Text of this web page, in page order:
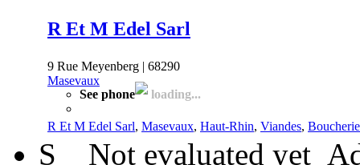
R Et M Edel Sarl
9 Rue Meyenberg | 68290
Masevaux
See phone
loading...
R Et M Edel Sarl, Masevaux, Haut-Rhin, Viandes, Boucherie
S Not evaluated yet